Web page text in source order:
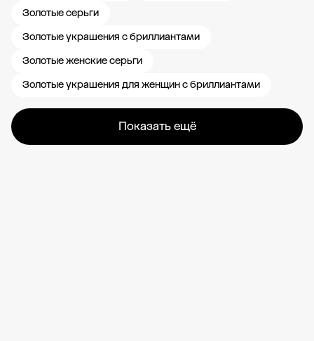
Золотые серьги
Золотые украшения с бриллиантами
Золотые женские серьги
Золотые украшения для женщин с бриллиантами
Показать ещё